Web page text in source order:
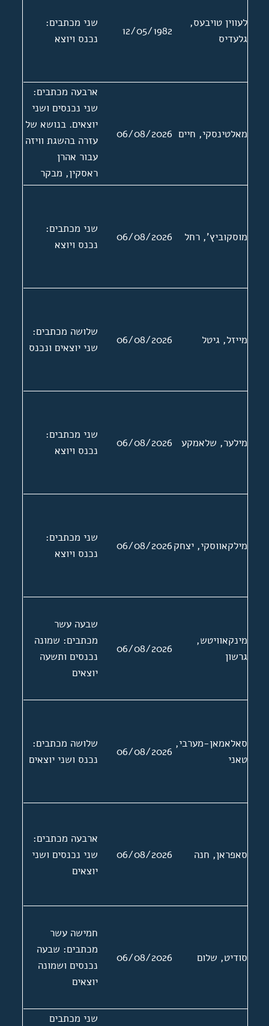
לעווין טויבעס,
גלעדיס
12/05/1982
שני מכתבים:
נכנס ויוצא
מאלטינסקי, חיים 06/08/2026
ארבעה מכתבים:
שני נכנסים ושני
יוצאים. בנושא של
עזרה בהשגת וויזה
עבור אהרן
ראסקין, מבקר
ספרות יידיש
היידיש בא"י. שני
סיוע בהוצאת ספר
שירה
מוסקוביץ', רחל 06/08/2026
שני מכתבים:
נכנס ויוצא
מייזל, גיטל 06/08/2026
שלושה מכתבים:
שני יוצאים ונכנס
מילער, שלאמקע 06/08/2026
שני מכתבים:
נכנס ויוצא
מילקאווסקי, יצחק06/08/2026
שני מכתבים:
נכנס ויוצא
מינקאוויטש,
גרשון
06/08/2026
שבעה עשר
מכתבים: שמונה
נכנסים ותשעה
יוצאים
סאלאמאן-מערבי,
טאני
06/08/2026
שלושה מכתבים:
נכנס ושני יוצאים
סאפראן, חנה 06/08/2026
ארבעה מכתבים:
שני נכנסים ושני
יוצאים
סודיט, שלום 06/08/2026
חמישה עשר
מכתבים: שבעה
נכנסים ושמונה
יוצאים
שני מכתבים